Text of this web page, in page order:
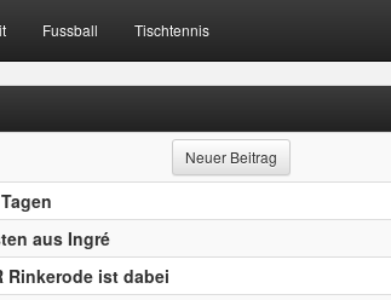
Fussball Tischtennis
Neuer Beitrag
aus Ingré
Rinkerode ist dabei